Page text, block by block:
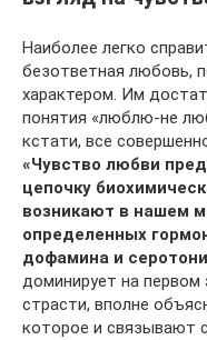
Наиболее легко
безответная любовь,
характером. Им
понятия «люблю-не
кстати, все
«Чувство любви
цепочку
возникают в нашем
определенных
дофамина и
доминирует на первом
страсти, вполне
которое и связывают